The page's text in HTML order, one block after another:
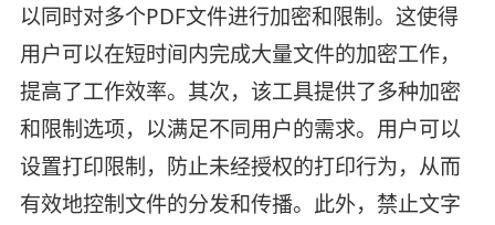
以同时对多个PDF文件进行加密和限制。这使得
用户可以在短时间内完成大量文件的加密工作，
提高了工作效率。其次，该工具提供了多种加密
和限制选项，以满足不同用户的需求。用户可以
设置打印限制，防止未经授权的打印行为，从而
有效地控制文件的分发和传播。此外，禁止文字